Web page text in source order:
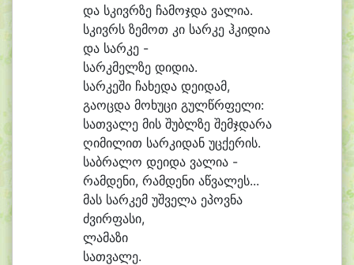
და სკივრზე ჩამოჯდა ვალია.
სკივრს ზემოთ კი სარკე ჰკიდია
და სარკე -
სარკმელზე დიდია.
სარკეში ჩახედა დეიდამ,
გაოცდა მოხუცი გულწრფელი:
სათვალე მის შუბლზე შემჯდარა
ღიმილით სარკიდან უცქერის.
საბრალო დეიდა ვალია -
რამდენი, რამდენი აწვალეს...
მას სარკემ უშველა ეპოვნა
ძვირფასი,
ლამაზი
სათვალე.